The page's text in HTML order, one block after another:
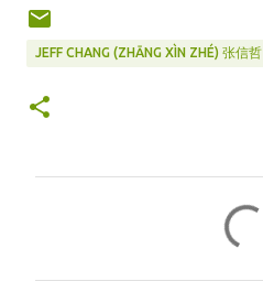
JEFF CHANG (ZHĀNG XÌN ZHÉ) 张信哲